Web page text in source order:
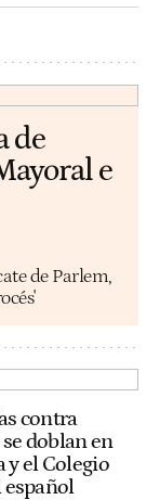
de
e
de Parlem,
contra
doblan en
y el Colegio
español